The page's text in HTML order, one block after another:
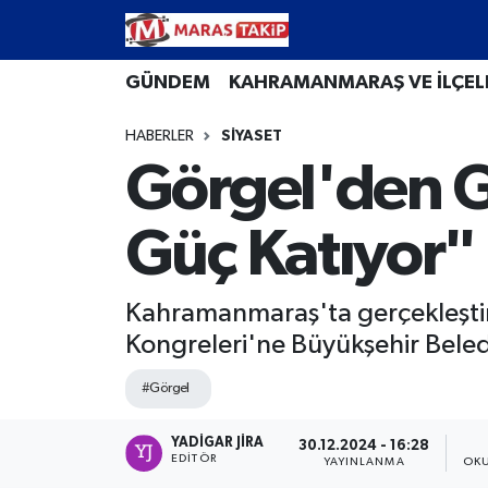
GÜNDEM KAHRAMANMARAŞ VE
HABERLER SİYASET
Görgel'den
Güç Katıyor"
Kahramanmaraş'ta
Kongreleri'ne Büyükşehir
#Görgel
YADIGAR JIRA
EDITÖR
30.12.2024 - 16:28
YAYINLANMA
Kahramanmaraş Nöbetçi Eczaneler
Kahramanmaraş Hava Durumu
Kahramanmaraş Namaz Vakitleri
Kahramanmaraş Trafik Yoğunluk Haritası
Süper Lig Puan Durumu ve Fikstür
Tüm Manşetler
Haber Arşivi